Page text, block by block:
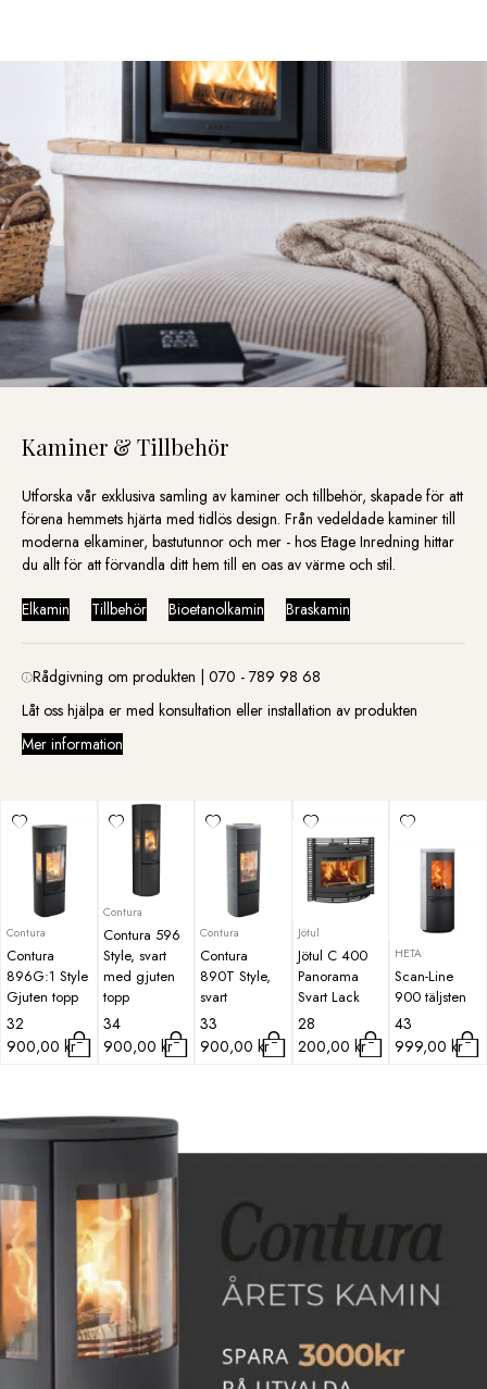
varianter.
olika
alternativen
kan
flera
varianter.
De
olika
alternativen
kan
på
Kaminer & Tillbehör
Utforska vår exklusiva samling av kaminer och tillbehör, skapade för att
förena hemmets hjärta med tidlös design. Från vedeldade kaminer till
moderna elkaminer, bastutunnor och mer - hos Etage Inredning hittar
du allt för att förvandla ditt hem till en oas av värme och stil.
Elkamin Tillbehör Bioetanolkamin Braskamin
Rådgivning om produkten | 070 - 789 98 68
Låt oss hjälpa er med konsultation eller installation av produkten
Mer information
Contura
Contura
896G:1 Style
Gjuten topp
32
900,00 kr
Contura
Contura 596
Style, svart
med gjuten
topp
34
900,00kr
Contura
Contura
890T Style,
svart
33
900,00kr
Jötul
Jötul C 400
Panorama
Svart Lack
28
200,00 kr
HETA
Scan-Line
900 täljsten
43
999,00 kr